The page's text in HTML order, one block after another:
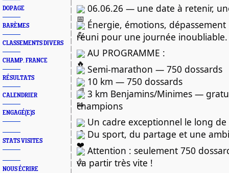
DOPAGE
BARÈMES
CLASSEMENTS DIVERS
CHAMP. FRANCE
RÉSULTATS
CALENDRIER
ENGAGÉ(E)S
STATS VISITES
NOUS ÉCRIRE
06.06.26 — une date à retenir,
Énergie, émotions,
réuni pour une journée inoubliable.
AU PROGRAMME :
Semi-marathon — 750 dossards
10 km — 750 dossards
3 km Benjamins/Minimes —
champions
Un cadre exceptionnel le long de
Du sport, du partage et une
Attention : seulement 750
va partir très vite !